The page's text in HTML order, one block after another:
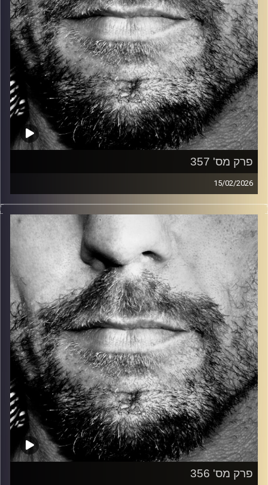
פרק מס' 357
15/02/2026
זיפים, מוזיקה מחוספסת של הופעות חיות. הרבה ג'אם, רוק,
בלוז, bluegrass, ג'אז, Fאנק, פרוגרסיב ואפילו אלקטרוניקה.
כל מה שחי, אמיתי ונושם.
עם שמוליק רגב.
קרדיט תמונות: David Goehring
פרק מס' 356